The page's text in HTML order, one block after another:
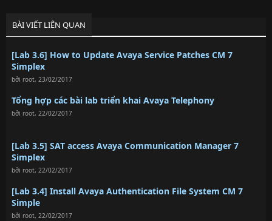
BÀI VIẾT LIÊN QUAN
[Lab 3.6] How to Update Avaya Service Patches CM 7
Simplex
bởi root, 23/02/2017
Tổng hợp các bài lab triển khai Avaya Telephony
bởi root, 22/02/2017
[Lab 3.5] SAT access Avaya Communication Manager 7
Simplex
bởi root, 22/02/2017
[Lab 3.4] Install Avaya Authentication File System CM 7
Simple
bởi root, 22/02/2017